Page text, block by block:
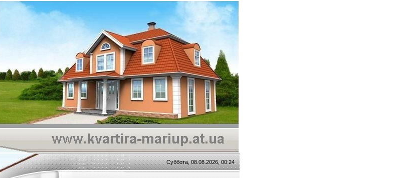
Суббота, 08.08.2026, 00:24